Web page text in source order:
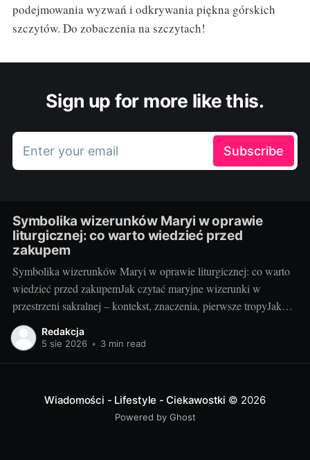
podejmowania wyzwań i odkrywania piękna górskich
szczytów. Do zobaczenia na szczytach!
Sign up for more like this.
Enter your email Subscribe
Symbolika wizerunków Maryi w oprawie
liturgicznej: co warto wiedzieć przed
zakupem
Symbolika wizerunków Maryi w oprawie liturgicznej: co warto
wiedzieć przed zakupemJak czytać maryjne wizerunki w
przestrzeni sakralnej – kontekst, znaczenia, pierwsze tropyJako
blogerka, która z radością testuje i porównuje rozwiązania do
kościołów i kaplic, wiem jedno: maryjny wizerunek w liturgii nie
Redakcja
5 sie 2026 • 3 min read
Wiadomości - Lifestyle - Ciekawostki © 2026
Powered by Ghost